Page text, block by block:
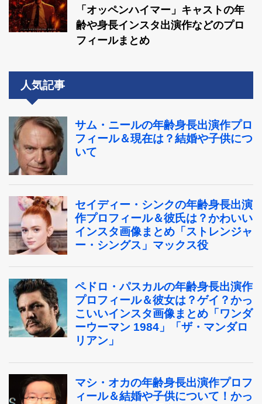
「オッペンハイマー」キャストの年
齢や身長インスタ出演作などのプロ
フィールまとめ
人気記事